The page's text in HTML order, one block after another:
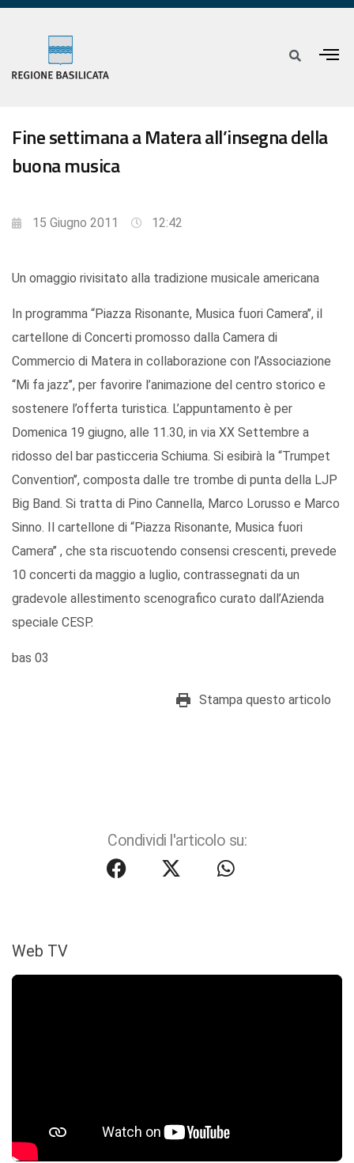
Fine settimana a Matera all’insegna della
buona musica
15 Giugno 2011 12:42
Un omaggio rivisitato alla tradizione musicale americana
In programma “Piazza Risonante, Musica fuori Camera’’, il
cartellone di Concerti promosso dalla Camera di
Commercio di Matera in collaborazione con l’Associazione
“Mi fa jazz’’, per favorire l’animazione del centro storico e
sostenere l’offerta turistica. L’appuntamento è per
Domenica 19 giugno, alle 11.30, in via XX Settembre a
ridosso del bar pasticceria Schiuma. Si esibirà la “Trumpet
Convention’’, composta dalle tre trombe di punta della LJP
Big Band. Si tratta di Pino Cannella, Marco Lorusso e Marco
Sinno. Il cartellone di “Piazza Risonante, Musica fuori
Camera’’ , che sta riscuotendo consensi crescenti, prevede
10 concerti da maggio a luglio, contrassegnati da un
gradevole allestimento scenografico curato dall’Azienda
speciale CESP.
bas 03
Stampa questo articolo
Condividi l'articolo su:
Web TV